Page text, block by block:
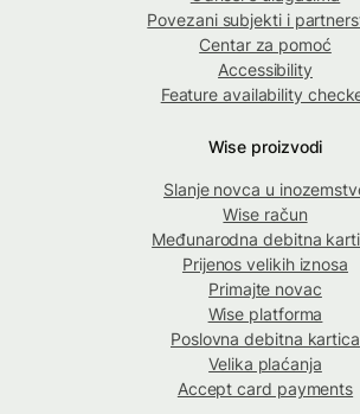
Povezani subjekti i
Centar za pomoć
Accessibility
Feature availability
Wise proizvodi
Slanje novca u
Wise račun
Međunarodna debitna
Prijenos velikih iznosa
Primajte novac
Wise platforma
Poslovna debitna kartica
Velika plaćanja
Accept card payments